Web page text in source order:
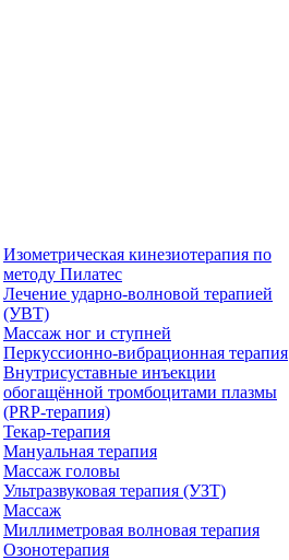
Изометрическая кинезиотерапия по
методу Пилатес
Лечение ударно-волновой терапией
(УВТ)
Массаж ног и ступней
Перкуссионно-вибрационная терапия
Внутрисуставные инъекции
обогащённой тромбоцитами плазмы
(PRP-терапия)
Текар-терапия
Мануальная терапия
Массаж головы
Ультразвуковая терапия (УЗТ)
Массаж
Миллиметровая волновая терапия
Озонотерапия